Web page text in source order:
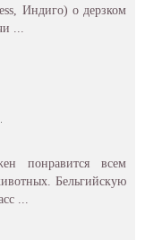
Индиго) о дерзком
...
понравится всем
Бельгийскую
...